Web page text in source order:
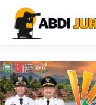
Langsung